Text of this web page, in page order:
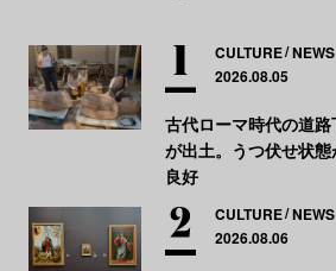
CULTURE NEWS
2026.08.05
古代ローマ時代の道路
が出土。うつ伏せ状
良好
CULTURE NEWS
2026.08.06